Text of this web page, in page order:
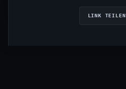
LINK TEILEN